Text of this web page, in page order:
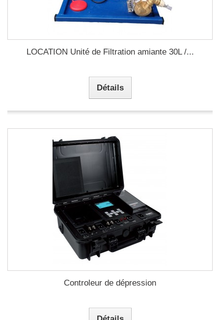
LOCATION Unité de Filtration amiante 30L /...
Détails
Controleur de dépression